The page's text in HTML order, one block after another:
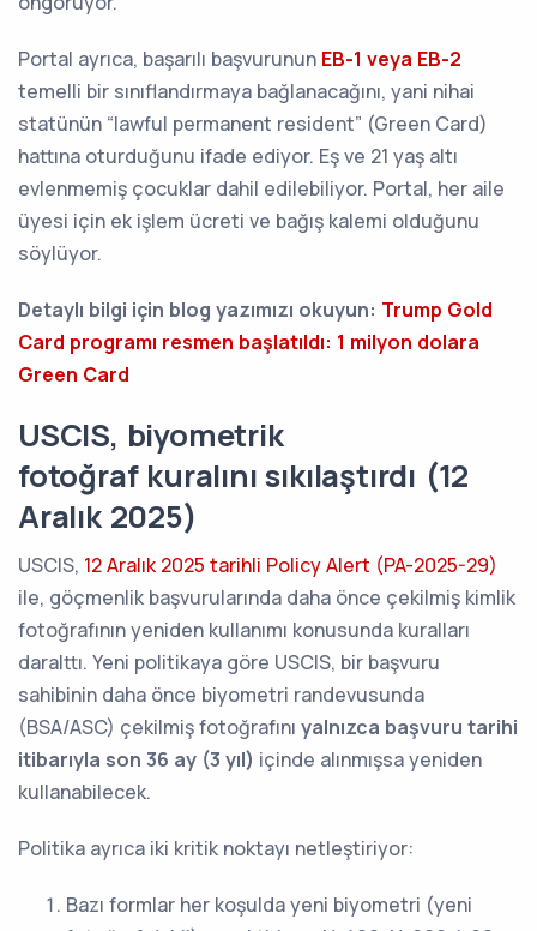
Portal ayrıca, başarılı başvurunun EB-1 veya EB-2
temelli bir sınıflandırmaya bağlanacağını, yani nihai
statünün “lawful permanent resident” (Green Card)
hattına oturduğunu ifade ediyor. Eş ve 21 yaş altı
evlenmemiş çocuklar dahil edilebiliyor. Portal, her aile
üyesi için ek işlem ücreti ve bağış kalemi olduğunu
söylüyor.
Detaylı bilgi için blog yazımızı okuyun: Trump Gold
Card programı resmen başlatıldı: 1 milyon dolara
Green Card
USCIS, biyometrik
fotoğraf kuralını sıkılaştırdı (12
Aralık 2025)
USCIS, 12 Aralık 2025 tarihli Policy Alert (PA-2025-29)
ile, göçmenlik başvurularında daha önce çekilmiş kimlik
fotoğrafının yeniden kullanımı konusunda kuralları
daralttı. Yeni politikaya göre USCIS, bir başvuru
sahibinin daha önce biyometri randevusunda
(BSA/ASC) çekilmiş fotoğrafını yalnızca başvuru tarihi
itibarıyla son 36 ay (3 yıl) içinde alınmışsa yeniden
kullanabilecek.
Politika ayrıca iki kritik noktayı netleştiriyor:
Bazı formlar her koşulda yeni biyometri (yeni